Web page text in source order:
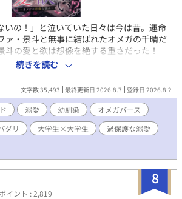
いの！」と泣いていた日々は今は昔。運命
ァ・景斗と無事に結ばれたオメガの千晴だ
斗の愛と欲は想像を絶する重さだった！
と尻がもう限界！」 毎日の腰痛登校は当た
ため初夏にハイネックを着込み、バイトも
と「中学生のダサジャージ」で色気封印作
のスイッチを押してしまい完全敗北……。
限の体力で番を貪る執着アルファ×愛され
前なオメガの、甘くて激しいドタバタラブ
続きを読む
文字数 35,493 最終更新日 2026.8.7 登録日 2026.8.2
溺愛 幼馴染
オメガバース
ダリ 大学生×大学生
過保護な溺愛
8
イント : 2,819